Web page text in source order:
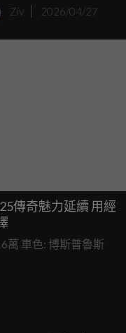
幕，小車騎士的靈
Ziv 2026/04/27
傳奇魅力延續 用經
萬 車色: 博斯普魯斯